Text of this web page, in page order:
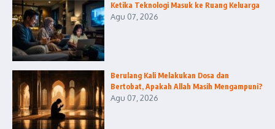
Ketika Teknologi Masuk ke Ruang Keluarga
Agu 07, 2026
Berulang Kali Melakukan Dosa dan
Bertobat, Apakah Allah Masih Mengampuni?
Agu 07, 2026